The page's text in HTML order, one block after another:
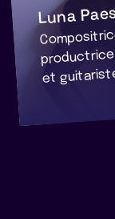
Luna
et